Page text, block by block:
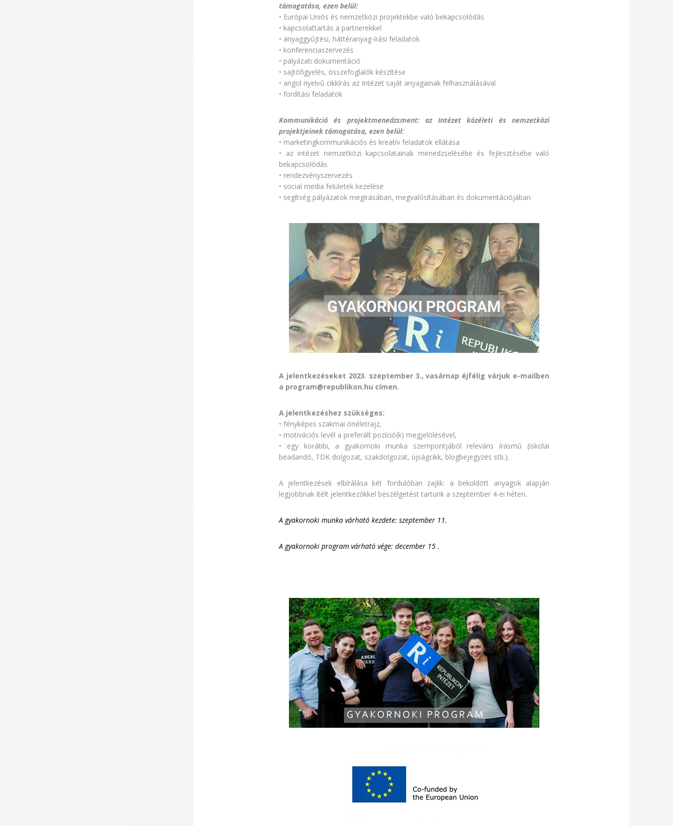
támogatása, ezen belül:
• Európai Uniós és nemzetközi projektekbe való bekapcsolódás
• kapcsolattartás a partnerekkel
• anyaggyűjtési, háttéranyag-írási feladatok
• konferenciaszervezés
• pályázati dokumentáció
• sajtófigyelés, összefoglalók készítése
• angol nyelvű cikkírás az Intézet saját anyagainak felhasználásával
• fordítási feladatok
Kommunikáció és projektmenedzsment: az Intézet közéleti és nemzetközi
projektjeinek támogatása, ezen belül:
• marketingkommunikációs és kreatív feladatok ellátása
• az intézet nemzetközi kapcsolatainak menedzselésébe és fejlesztésébe való
bekapcsolódás
• rendezvényszervezés
• social media felületek kezelése
• segítség pályázatok megírásában, megvalósításában és dokumentációjában
A jelentkezéseket 2023. szeptember 3., vasárnap éjféligvárjuk e-mailben
a program@republikon.hu címen.
A jelentkezéshez szükséges:
• fényképes szakmai önéletrajz,
• motivációs levél a preferált pozíció(k) megjelölésével,
• egy korábbi, a gyakornoki munka szempontjából releváns írásmű (iskolai
beadandó, TDK dolgozat, szakdolgozat, újságcikk, blogbejegyzés stb.).
A jelentkezések elbírálása két fordulóban zajlik: a beküldött anyagok alapján
legjobbnak ítélt jelentkezőkkel beszélgetést tartunk a szeptember 4-ei héten.
A gyakornoki munka várható kezdete: szeptember 11.
A gyakornoki program várható vége: december 15 .